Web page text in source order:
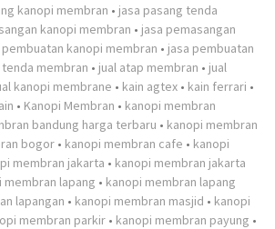
kanopi membran • jasa pasang tenda
kanopi membran • jasa pemasangan
pembuatan kanopi membran • jasa pembuatan
tenda membran • jual atap membran • jual
kanopi membrane • kain agtex • kain ferrari •
• Kanopi Membran • kanopi membran
bandung harga terbaru • kanopi membran
bogor • kanopi membran cafe • kanopi
membran jakarta • kanopi membran jakarta
membran lapang • kanopi membran lapang
lapangan • kanopi membran masjid • kanopi
membran parkir • kanopi membran payung •